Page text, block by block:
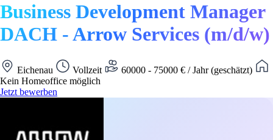
Business Development Manager
DACH - Arrow Services (m/d/w)
Eichenau Vollzeit
60000 - 75000 € / Jahr (geschätzt)
Kein Homeoffice möglich
Jetzt bewerben